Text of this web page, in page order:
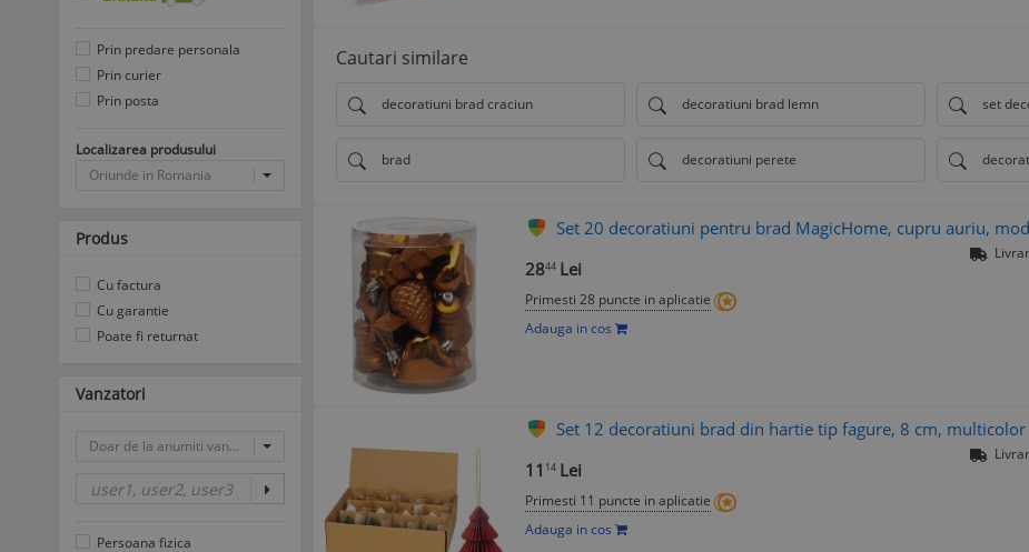
Cautari similare
decoratiuni brad craciun decoratiuni brad lemn set
brad decoratiuni perete
Set 20 decoratiuni pentru brad MagicHome, cupru auriu,
2844 Lei
Primesti 28 puncte in aplicatie
Adauga in cos
Set 12 decoratiuni brad din hartie tip fagure, 8 cm, multicolor
11 14 Lei
Primesti 11 puncte in aplicatie
Adauga in cos
Prin predare personala
Prin curier
Prin posta
Localizarea produsului
Oriunde in Romania
Produs
Cu factura
Cu garantie
Poate fi returnat
Vanzatori
Doar de la anumiti vanzatori
Persoana fizica